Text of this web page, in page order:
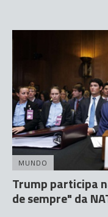
MUNDO
Trump participa
de sempre" da